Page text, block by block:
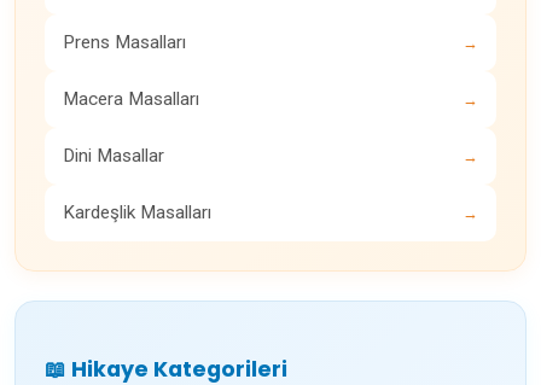
Prens Masalları →
Macera Masalları →
Dini Masallar →
Kardeşlik Masalları →
📖 Hikaye Kategorileri